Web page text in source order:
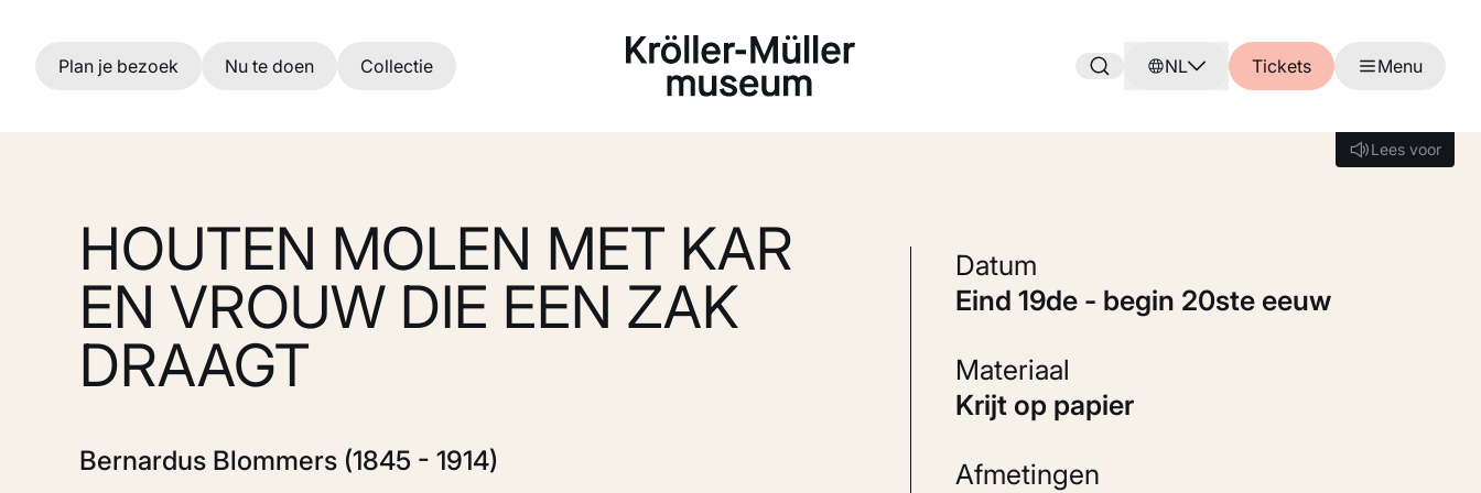
Ga naar hoofdinhoud
Plan je bezoek Nu te doen Collectie NL Tickets Menu
Lees voor
Lees voor
HOUTEN MOLEN MET KAR
EN VROUW DIE EEN ZAK
DRAAGT
Bernardus Blommers (1845 - 1914)
Datum
eind 19de - begin 20ste eeuw
Materiaal
Krijt op papier
Afmetingen